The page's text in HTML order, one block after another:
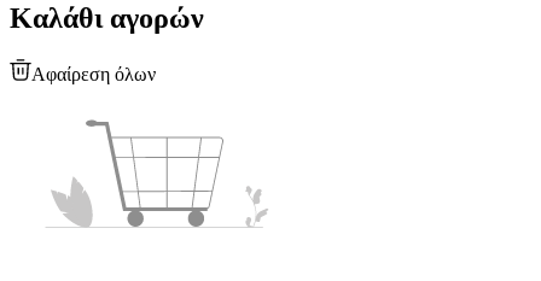
Καλάθι αγορών
Αφαίρεση όλων